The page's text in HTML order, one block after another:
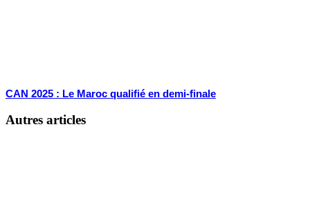
CAN 2025 : Le Maroc qualifié en demi-finale
Autres articles